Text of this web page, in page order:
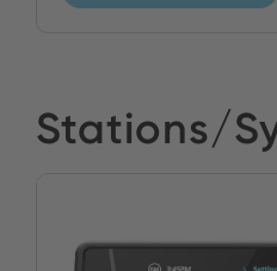
Stations/